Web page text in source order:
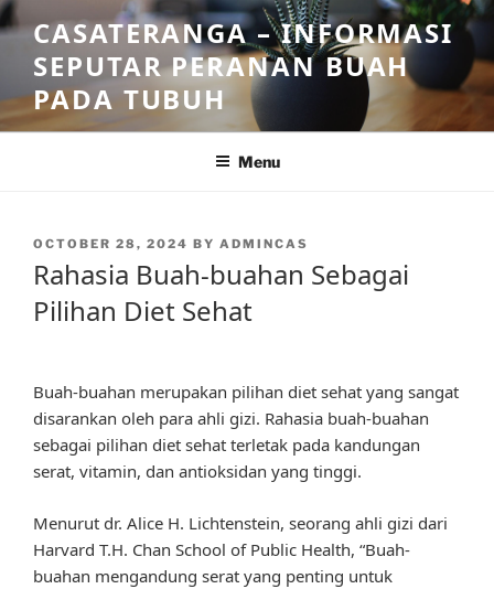
Skip
to
content
CASATERANGA – INFORMASI
SEPUTAR PERANAN BUAH
PADA TUBUH
Menu
POSTED
OCTOBER 28, 2024 BY ADMINCAS
Rahasia Buah-buahan Sebagai
Pilihan Diet Sehat
Buah-buahan merupakan pilihan diet sehat yang sangat
disarankan oleh para ahli gizi. Rahasia buah-buahan
sebagai pilihan diet sehat terletak pada kandungan
serat, vitamin, dan antioksidan yang tinggi.
Menurut dr. Alice H. Lichtenstein, seorang ahli gizi dari
Harvard T.H. Chan School of Public Health, “Buah-
buahan mengandung serat yang penting untuk